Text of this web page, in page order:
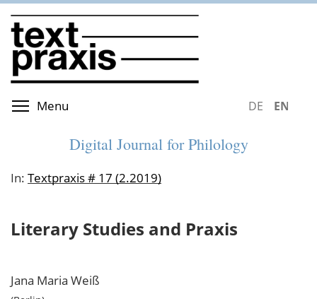
Skip
to
main
content
Menu DEUTSCH
Digital Journal for Philology
In: Textpraxis # 17 (2.2019)
Literary Studies and Praxis
Jana Maria Weiß